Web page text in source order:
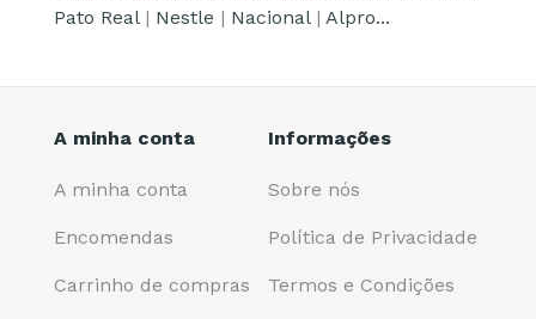
Pato Real| Nestle | Nacional| Alpro...
A minha conta
A minha conta
Encomendas
Carrinho de compras
Informações
Sobre nós
Política de Privacidade
Termos e Condições